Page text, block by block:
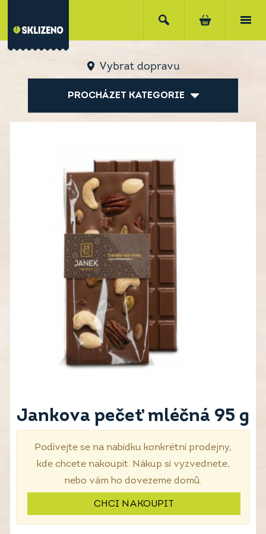
Vybrat dopravu
PROCHÁZET KATEGORIE
Jankova pečeť mléčná 95 g
Podívejte se na nabídku konkrétní prodejny,
kde chcete nakoupit. Nákup si vyzvednete,
nebo vám ho dovezeme domů.
CHCI NAKOUPIT